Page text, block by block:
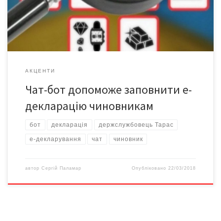
Аналітики припускають, що помилки ці не завжди зумисні, адже
декларантам могло бракувати як вичерпних роз’яснень з […]
АКЦЕНТИ
Чат-бот допоможе заповнити е-
декларацію чиновникам
бот декларація держслужбовець Тарас
е-декларування чат чиновник
автор Сергій Паламар Опубліковано22/03/2018